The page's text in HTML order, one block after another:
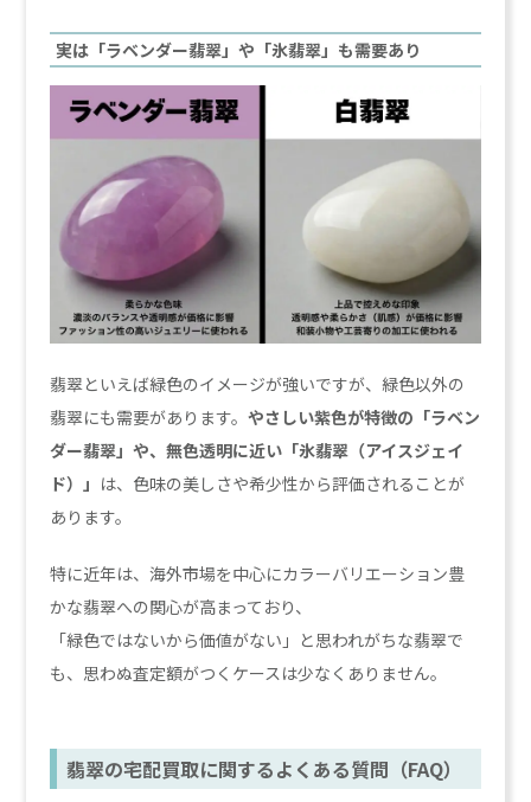
実は「ラベンダー翡翠」や「氷翡翠」も需要あり
翡翠といえば緑色のイメージが強いですが、緑色以外の
翡翠にも需要があります。やさしい紫色が特徴の「ラベン
ダー翡翠」や、無色透明に近い「氷翡翠（アイスジェイ
ド）」 は、色味の美しさや希少性から評価されることが
あります。
特に近年は、海外市場を中心にカラーバリエーション豊
かな翡翠への関心が高まっており、
「緑色ではないから価値がない」と思われがちな翡翠で
も、思わぬ査定額がつくケースは少なくありません。
翡翠の宅配買取に関するよくある質問（FAQ）